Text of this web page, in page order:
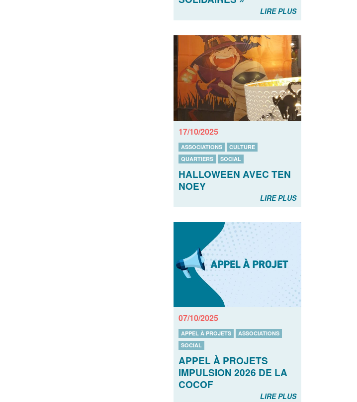
LIRE PLUS
17/10/2025
ASSOCIATIONS
CULTURE
QUARTIERS
SOCIAL
HALLOWEEN AVEC TEN
NOEY
LIRE PLUS
07/10/2025
APPEL À PROJETS
ASSOCIATIONS
SOCIAL
APPEL À PROJETS
IMPULSION 2026 DE LA
COCOF
LIRE PLUS